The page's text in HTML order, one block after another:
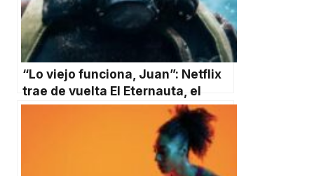
“Lo viejo funciona, Juan”: Netflix
trae de vuelta El Eternauta, el
clásico argentino de ciencia